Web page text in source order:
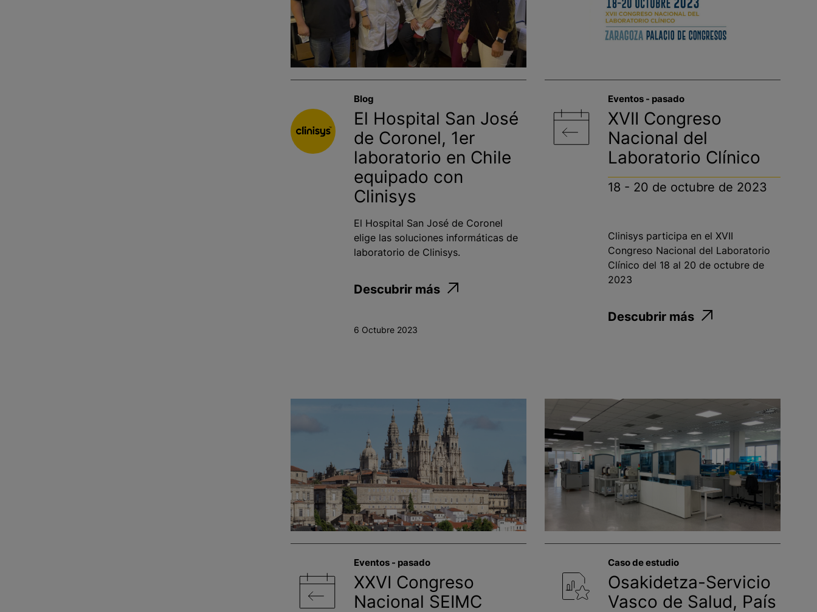
Blog
El Hospital San José
de Coronel, 1er
laboratorio en Chile
equipado con
Clinisys
El Hospital San José de Coronel
elige las soluciones informáticas de
laboratorio de Clinisys.
Descubrir más
6 Octubre 2023
Eventos - pasado​
XVII Congreso
Nacional del
Laboratorio Clínico
18 - 20 de octubre de 2023
Clinisys participa en el XVII
Congreso Nacional del Laboratorio
Clínico del 18 al 20 de octubre de
2023
Descubrir más
Eventos - pasado​
XXVI Congreso
Nacional SEIMC
Caso de estudio
Osakidetza-Servicio
Vasco de Salud, País